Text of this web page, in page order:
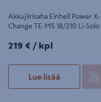
Akkujiirisaha Einhell Power X-
Change TE-MS 18/210 Li-Solo
219€/kpl
219 € / kpl
Lue lisää